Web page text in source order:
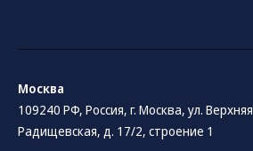
Москва
109240 РФ, Россия, г. Москва, ул. Верхняя
Радищевская, д. 17/2, строение 1